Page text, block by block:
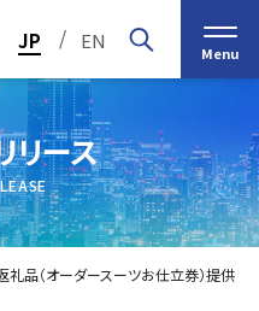
Menu
リース
JP EN
/
礼品（オーダースーツお仕立券）提供開